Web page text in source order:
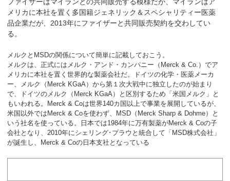
メリカに本社を置く多国籍ジェネリック＆スペシャリティー医薬
品企業だが、2013年にファイザーと共同販売契約を交わしてい
る。
メルクとMSDの関係について簡単に記載しておこう。
メルクは、正式にはメルク・アンド・カンパニー（Merck & Co.）でア
メリカに本社を置く世界的な製薬会社だ。ドイツの化学・医薬メーカ
ー、メルク（Merck KGaA）から第１次大戦中に独立したのが始まり
で、ドイツのメルク（Merck KGaA）と区別するため「米国メルク」と
もいわれる。Merck & Coは世界140カ国以上で事業を展開しているが、
米国以外ではMerck & Coを使わず、MSD（Merck Sharp & Dohme）と
いう社名を使っている。日本では1984年に万有製薬がMerck & Coの子
会社となり、2010年にシェリング･プラウと統合して「MSD株式会社」
が誕生し、Merck & Coの日本支社となっている